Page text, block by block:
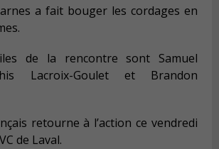
a fait bouger les cordages en
de la rencontre sont Samuel
Lacroix-Goulet et Brandon
retourne à l’action ce vendredi
de Laval.